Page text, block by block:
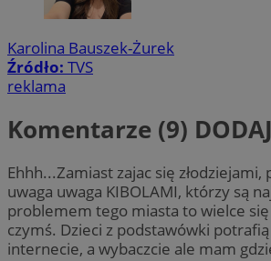
Karolina Bauszek-Żurek
Źródło: TVS
reklama
Komentarze (9) DODAJ
Ehhh...Zamiast zajac się złodziejami,
uwaga uwaga KIBOLAMI, którzy są
problemem tego miasta to wielce
czymś. Dzieci z podstawówki
internecie, a wybaczcie ale mam